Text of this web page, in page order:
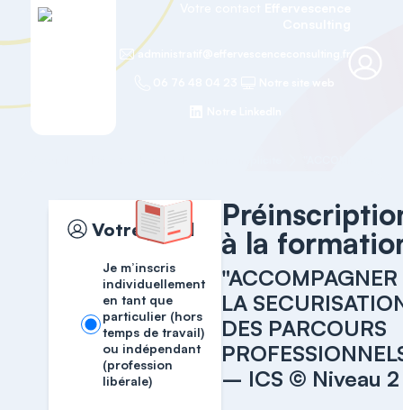
administratif@effervescenceconsulting.fr
Votre profil
Je m’inscris
individuellement
en tant que
particulier (hors
temps de travail)
ou indépendant
(profession
libérale)
à la
"ACCOMPAGNER
LA
DES PARCOURS
– ICS © Niveau 2